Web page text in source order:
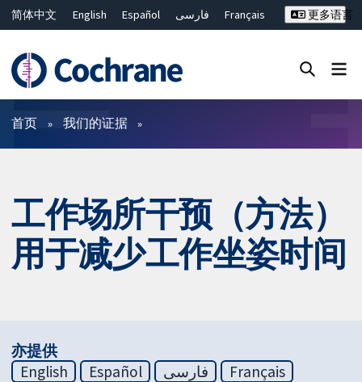
简体中文 English Español فارسی
Français
ไทย
繁體中文
更多语言
过滤
首页 我们的证据
工作场所干预（方法）
用于减少工作坐姿时间
亦提供
English
Español فارسی
Français